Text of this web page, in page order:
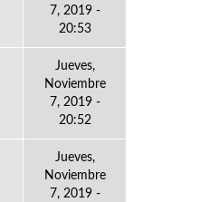
7, 2019 -
20:53
Jueves,
Noviembre
7, 2019 -
20:52
Jueves,
Noviembre
7, 2019 -